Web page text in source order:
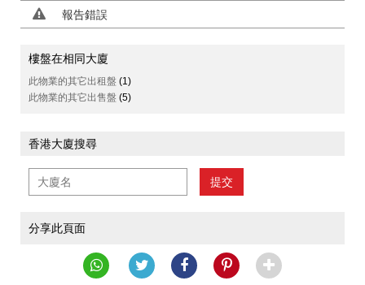
報告錯誤
樓盤在相同大廈
此物業的其它出租盤 (1)
此物業的其它出售盤 (5)
香港大廈搜尋
提交
分享此頁面